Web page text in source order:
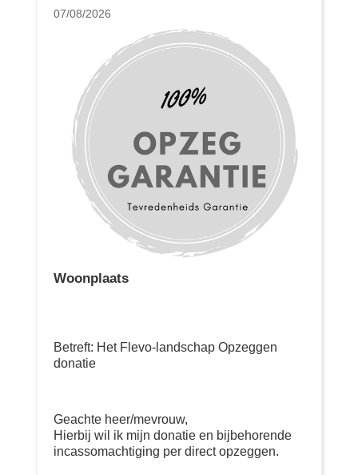
07/08/2026
Woonplaats
Betreft: Het Flevo-landschap Opzeggen
donatie
Geachte heer/mevrouw,
Hierbij wil ik mijn donatie en bijbehorende
incassomachtiging per direct opzeggen.